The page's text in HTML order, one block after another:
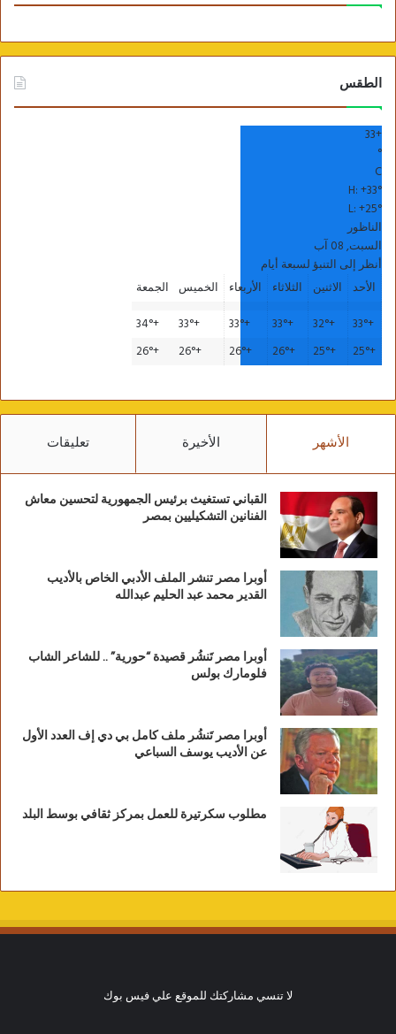
الطقس
+
33
°
C
H:+33°
L:+25°
الناظور
السبت, 08 آب
أنظر إلى التنبؤ لسبعة أيام
الأحد
الاثنين الثلاثاء الأربعاء الخميس الجمعة
+
33°
+
32°
+
33°
+
33°
+
33°
+
34°
+
25°
+
25°
+
26°
+
26°
+
26°
+
26°
الأشهر الأخيرة تعليقات
القباني تستغيث برئيس الجمهورية لتحسين معاش
الفنانين التشكيليين بمصر
أوبرا مصر تنشر الملف الأدبي الخاص بالأديب
القدير محمد عبد الحليم عبدالله
أوبرا مصر تَنشُر قصيدة “حورية” .. للشاعر الشاب
فلومارك بولس
أوبرا مصر تَنشُر ملف كامل بي دي إف العدد الأول
عن الأديب يوسف السباعي
مطلوب سكرتيرة للعمل بمركز ثقافي بوسط البلد
لا تنسي مشاركتك للموقع علي فيس بوك